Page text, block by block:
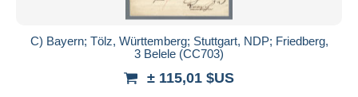
C) Bayern; Tölz, Württemberg; Stuttgart, NDP; Friedberg,
3 Belele (CC703)
± 115,01 $US